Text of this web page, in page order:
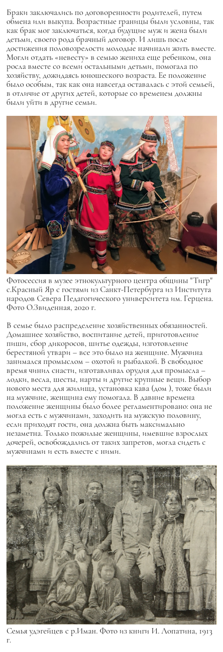
Браки заключались по договоренности родителей, путем
обмена или выкупа. Возрастные границы были условны, так
как брак мог заключаться, когда будущие муж и жена были
детьми, своего рода брачный договор. И лишь после
достижения половозрелости молодые начинали жить вместе.
Могли отдать «невесту» в семью жениха еще ребенком, она
росла вместе со всеми остальными детьми, помогала по
хозяйству, дожидаясь юношеского возраста. Ее положение
было особым, так как она навсегда оставалась с этой семьей,
в отличие от других детей, которые со временем должны
были уйти в другие семьи.
Фотосессия в музее этнокультурного центра общины "Тигр"
с.Красный Яр с гостями из Санкт-Петербурга из Института
народов Севера Педагогического университета им. Герцена.
Фото О.Звиденная, 2020 г.
В семье было распределение хозяйственных обязанностей.
Домашнее хозяйство, воспитание детей, приготовление
пиши, сбор дикоросов, шитье одежды, изготовление
берестяной утвари – все это было на женщине. Мужчина
занимался промыслом – охотой и рыбалкой. В свободное
время чинил снасти, изготавливал орудия для промысла –
лодки, весла, шесты, нарты и другие крупные вещи. Выбор
нового места для жилища, установкакава (дом ), тоже были
на мужчине, женщина ему помогала. В давние времена
положение женщины было более регламентировано: она не
могла есть с мужчинами, заходить на мужскую половину,
если приходят гости, она должна быть максимально
незаметна. Только пожилые женщины, имевшие взрослых
дочерей, освобождались от таких запретов, могла сидеть с
мужчинами и есть вместе с ними.
Семья удэгейцев с р.Иман. Фото из книги И. Лопатина, 1913
г.